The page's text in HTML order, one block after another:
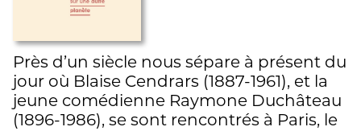
Près d’un siècle nous sépare à présent du
jour où Blaise Cendrars (1887-1961), et la
jeune comédienne Raymone Duchâteau
(1896-1986), se sont rencontrés à Paris, le